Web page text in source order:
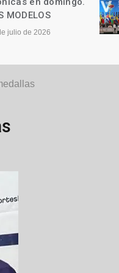
Las palabras
12 de julio de 2026